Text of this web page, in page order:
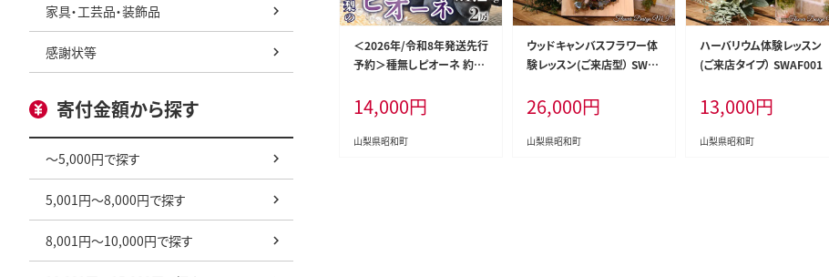
家具・工芸品・装飾品
感謝状等
寄付金額から探す
～5,000円で探す
5,001円～8,000円で探す
8,001円～10,000円で探す
＜2026年/令和8年発送先行
予約＞種無しピオーネ 約1.
14,000円
山梨県昭和町
ウッドキャンバスフラワー体
験レッスン(ご来店型） SWAF
26,000円
山梨県昭和町
ハーバリウム体験レッスン
(ご来店タイプ） SWAF001
13,000円
山梨県昭和町